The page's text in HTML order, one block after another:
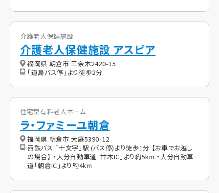
介護老人保健施設
介護老人保健施設 アスピア
福岡県 朝倉市 三奈木2420-15
「道島バス停」より徒歩2分
住宅型有料老人ホーム
ラ・ファミーユ朝倉
福岡県 朝倉市 大庭5390-12
西鉄バス 「十文字」駅 (バス停)より徒歩1分 【お車でお越し
の場合】 ・大分自動車道「甘木IC」より約5km ・大分自動車
道「朝倉IC」より約4km